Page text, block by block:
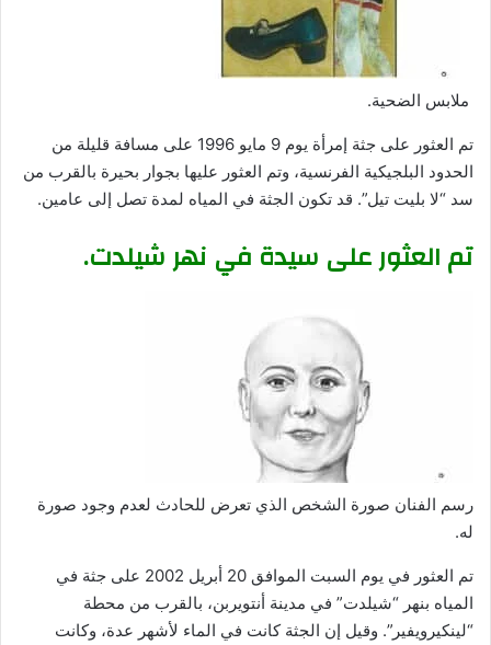
ملابس الضحية.
تم العثور على جثة إمرأة يوم 9 مايو 1996 على مسافة قليلة من
الحدود البلجيكية الفرنسية، وتم العثور عليها بجوار بحيرة بالقرب من
سد “لا بليت تيل”. قد تكون الجثة في المياه لمدة تصل إلى عامين.
تم العثور على سيدة في نهر شيلدت.
رسم الفنان صورة الشخص الذي تعرض للحادث لعدم وجود صورة
له.
تم العثور في يوم السبت الموافق 20 أبريل 2002 على جثة في
المياه بنهر “شيلدت” في مدينة أنتويربن، بالقرب من محطة
“لينكيرويفير”. وقيل إن الجثة كانت في الماء لأشهر عدة، وكانت